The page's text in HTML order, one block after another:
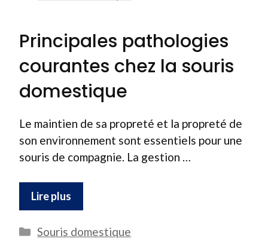
Principales pathologies
courantes chez la souris
domestique
Le maintien de sa propreté et la propreté de
son environnement sont essentiels pour une
souris de compagnie. La gestion …
Lire plus
Catégories
Souris domestique